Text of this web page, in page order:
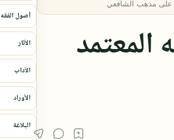
المعتمد